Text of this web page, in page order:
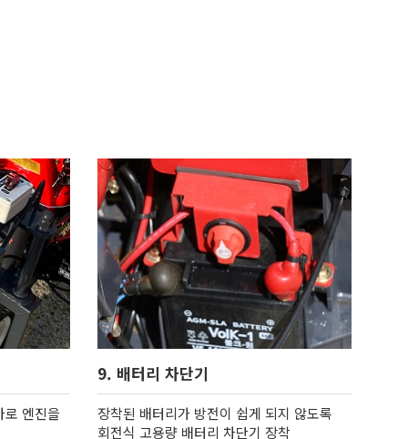
로 엔진을
9. 배터리 차단기
장착된 배터리가 방전이 쉽게 되지 않도록
회전식 고용량 배터리 차단기 장착